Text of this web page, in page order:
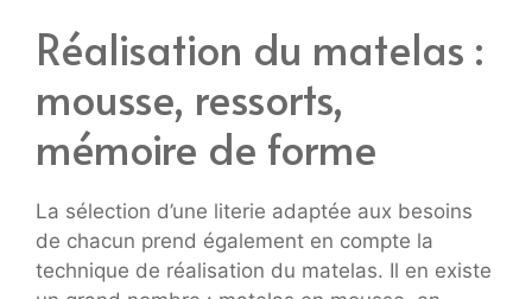
Réalisation du matelas :
mousse, ressorts,
mémoire de forme
La sélection d’une literie adaptée aux besoins
de chacun prend également en compte la
technique de réalisation du matelas. Il en existe